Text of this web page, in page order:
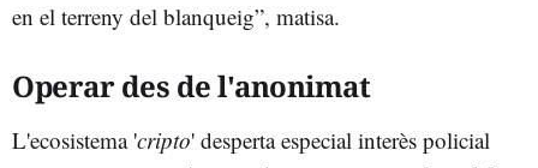
en el terreny del blanqueig”, matisa.
Operar des de l'anonimat
L'ecosistema 'cripto' desperta especial interès policial